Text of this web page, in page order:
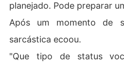
planejado. Pode preparar
Após um momento de
sarcástica ecoou.
"Que tipo de status